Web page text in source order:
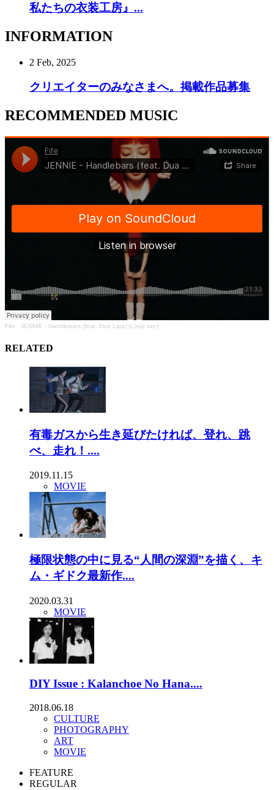
私たちの衣装工房』...
INFORMATION
2 Feb, 2025
クリエイターのみなさまへ。掲載作品募集
RECOMMENDED MUSIC
Fife · JENNIE - Handlebars (feat. Dua Lipa) (Loop ver.)
RELATED
有毒ガスから生き延びたければ、登れ、跳
べ、走れ！....
2019.11.15
MOVIE
極限状態の中に見る“人間の深淵”を描く、キ
ム・ギドク最新作....
2020.03.31
MOVIE
DIY Issue : Kalanchoe No Hana....
2018.06.18
CULTURE
PHOTOGRAPHY
ART
MOVIE
FEATURE
REGULAR